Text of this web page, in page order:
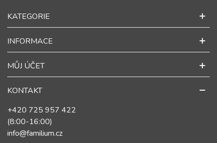
KATEGORIE
INFORMACE
MŮJ ÚČET
KONTAKT
+420 725 957 422
(8:00-16:00)
info@familium.cz